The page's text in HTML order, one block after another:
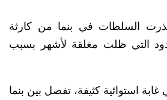
2021، حذرت السلطات في بنما من كارثة
التي ظلت مغلقة لأشهر بسبب
استوائية كثيفة، تفصل بين بنما